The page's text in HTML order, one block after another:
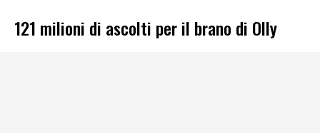
121 milioni di ascolti per il brano di Olly